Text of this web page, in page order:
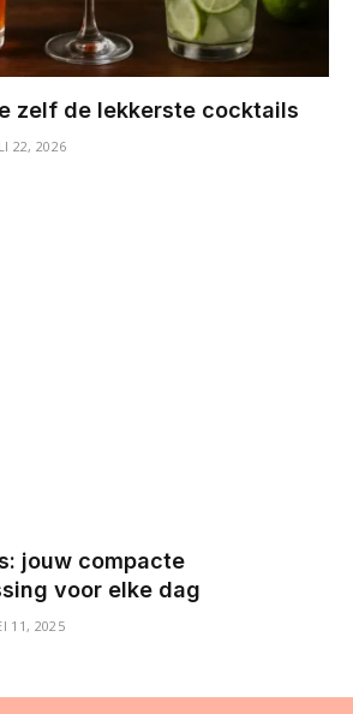
zelf de lekkerste cocktails
22, 2026
jouw compacte
voor elke dag
11, 2025